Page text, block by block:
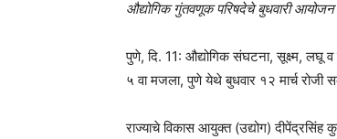
औद्योगिक गुंतवणूक परिषदेचे बुधवारी आयोजन
पुणे, दि. 11: औद्योगिक संघटना, सूक्ष्म, लघू
५ वा मजला, पुणे येथे बुधवार १२ मार्च
राज्याचे विकास आयुक्त (उद्योग) दीपेंद्रसिंह